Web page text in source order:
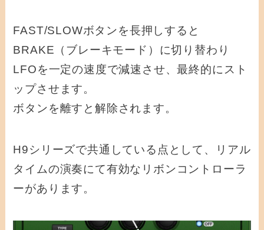
FAST/SLOWボタンを長押しすると
BRAKE（ブレーキモード）に切り替わり
LFOを一定の速度で減速させ、最終的にスト
ップさせます。
ボタンを離すと解除されます。
H9シリーズで共通している点として、リアル
タイムの演奏にて有効なリボンコントローラ
ーがあります。